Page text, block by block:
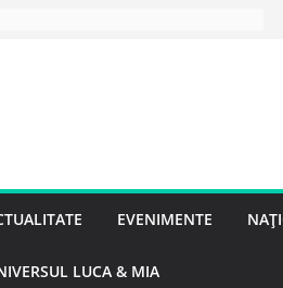
EVENIMENTE
LUCA & MIA